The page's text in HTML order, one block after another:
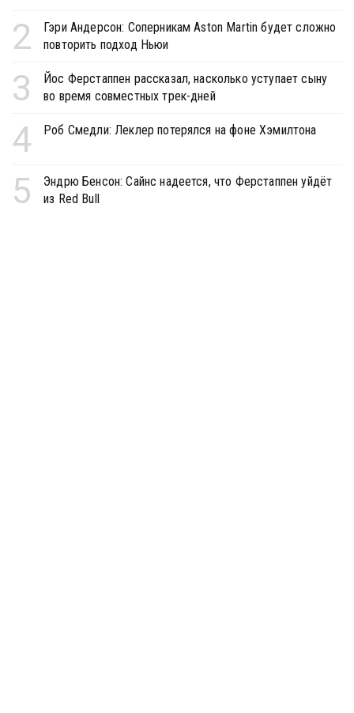
2
Гэри Андерсон: Соперникам Aston Martin будет сложно
повторить подход Ньюи
3
Йос Ферстаппен рассказал, насколько уступает сыну
во время совместных трек-дней
4 Роб Смедли: Леклер потерялся на фоне Хэмилтона
5
Эндрю Бенсон: Сайнс надеется, что Ферстаппен уйдёт
из Red Bull